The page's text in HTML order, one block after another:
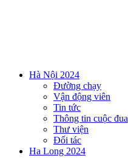
Hà Nội 2024
Đường chạy
Vận động viên
Tin tức
Thông tin cuộc đua
Thư viện
Đối tác
Ha Long 2024